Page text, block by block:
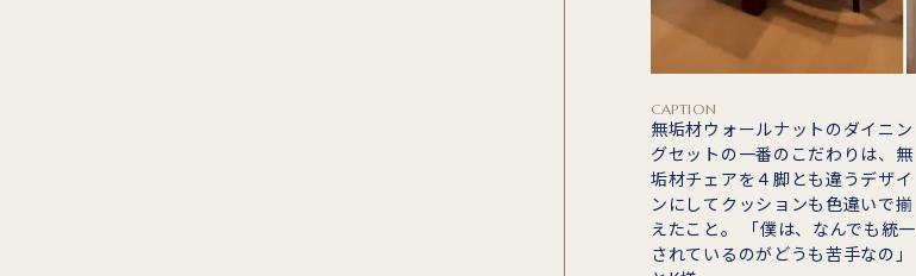
CAPTION
無垢材ウォールナットのダイニン
グセットの一番のこだわりは、無
垢材チェアを４脚とも違うデザイ
ンにしてクッションも色違いで揃
えたこと。 「僕は、なんでも統一
されているのがどうも苦手なの」